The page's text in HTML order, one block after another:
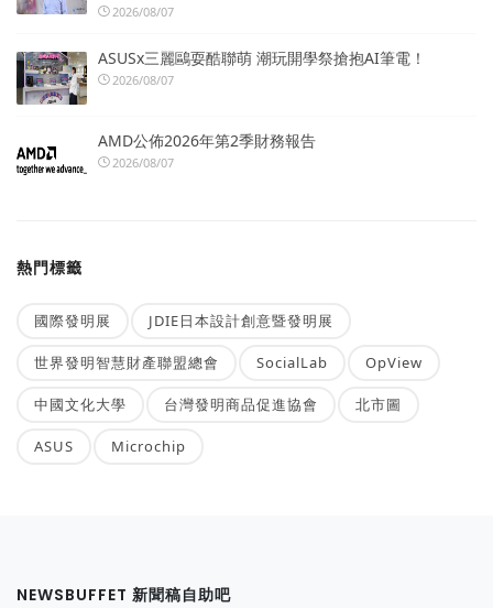
2026/08/07
ASUSx三麗鷗耍酷聯萌 潮玩開學祭搶抱AI筆電！
2026/08/07
AMD公佈2026年第2季財務報告
2026/08/07
熱門標籤
國際發明展 JDIE日本設計創意暨發明展
世界發明智慧財產聯盟總會 SocialLab OpView
中國文化大學 台灣發明商品促進協會 北市圖
ASUS Microchip
NEWSBUFFET 新聞稿自助吧